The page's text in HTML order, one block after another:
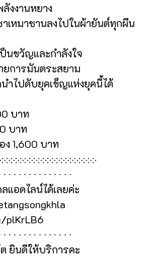
งงานหยาง
เหมาซานลงไปในผ้ายันต์ทุกผืน
นขวัญและกำลังใจ
การมันตระสยาม
ำไปดับยุคเข็ญแห่งยุคนี้ได้
บาท
บาท
1,600 บาท
∙ ∙ ∙ ∙ ∙ ∙ ∙ ∙ ∙ ∙ ∙ ∙ ∙
แอดไลน์ได้เลยค่ะ
∙ ∙ ∙ ∙ ∙ ∙ ∙ ∙ ∙ ∙ ∙ ∙ ∙
ยินดีให้บริการคะ